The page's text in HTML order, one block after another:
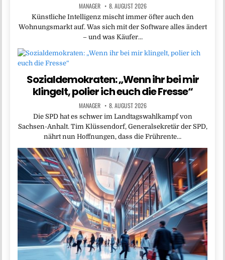
MANAGER 8. AUGUST 2026
Künstliche Intelligenz mischt immer öfter auch den
Wohnungsmarkt auf. Was sich mit der Software alles ändert
– und was Käufer…
Sozialdemokraten: „Wenn ihr bei mir
klingelt, polier ich euch die Fresse“
MANAGER 8. AUGUST 2026
Die SPD hat es schwer im Landtagswahlkampf von
Sachsen-Anhalt. Tim Klüssendorf, Generalsekretär der SPD,
nährt nun Hoffnungen, dass die Frührente…